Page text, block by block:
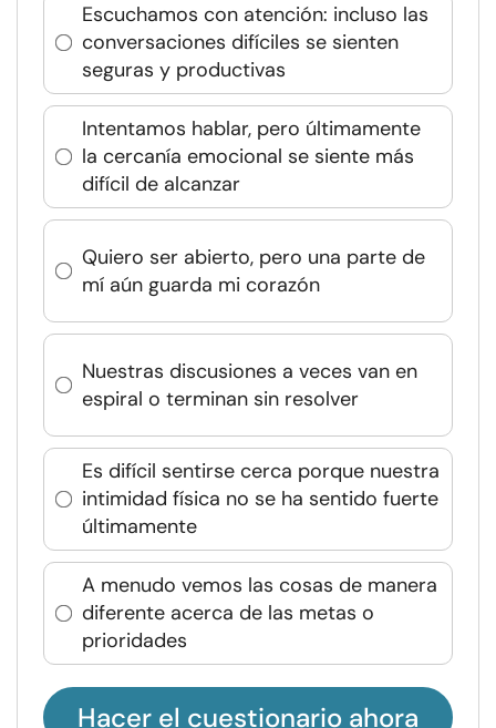
Escuchamos con atención: incluso las
conversaciones difíciles se sienten
seguras y productivas
Intentamos hablar, pero últimamente
la cercanía emocional se siente más
difícil de alcanzar
Quiero ser abierto, pero una parte de
mí aún guarda mi corazón
Nuestras discusiones a veces van en
espiral o terminan sin resolver
Es difícil sentirse cerca porque nuestra
intimidad física no se ha sentido fuerte
últimamente
A menudo vemos las cosas de manera
diferente acerca de las metas o
prioridades
Hacer el cuestionario ahora